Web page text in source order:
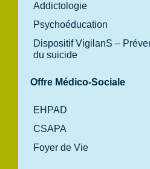
Addictologie
Psychoéducation
Dispositif VigilanS –
du suicide
Offre Médico-Sociale
EHPAD
CSAPA
Foyer de Vie